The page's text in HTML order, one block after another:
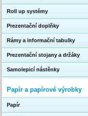
Roll up systémy
Prezentační doplňky
Rámy a informační tabulky
Prezentační stojany a držáky
Samolepicí nástěnky
Papír a papírové výrobky
Papír